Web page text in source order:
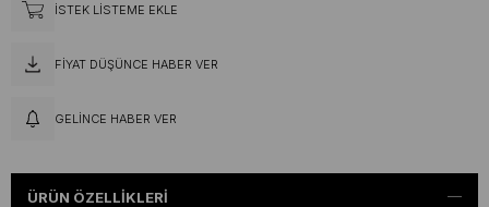
İSTEK LISTEME EKLE
FIYAT DÜŞÜNCE HABER VER
GELINCE HABER VER
ÜRÜN ÖZELLIKLERI